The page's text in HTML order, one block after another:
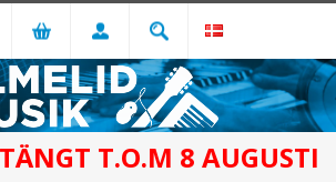
T.O.M 8 AUGUSTI